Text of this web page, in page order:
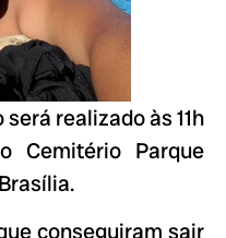
realizado às 11h
Cemitério Parque
conseguiram sair